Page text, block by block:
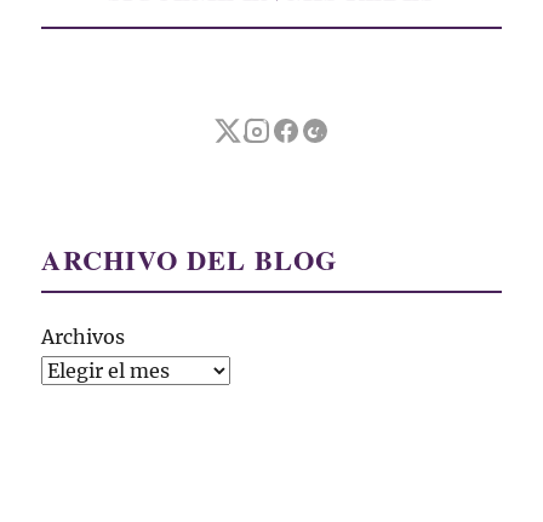
ARCHIVO DEL BLOG
Archivos